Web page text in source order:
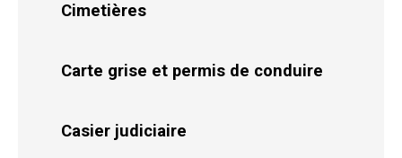
Cimetières
Carte grise et permis de conduire
Casier judiciaire